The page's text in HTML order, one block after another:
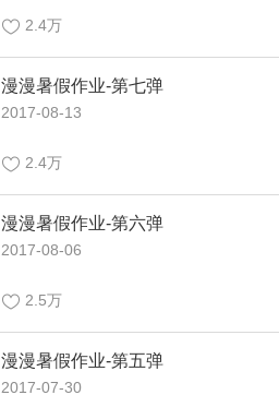
2.4万
漫漫暑假作业-第七弹
2017-08-13
2.4万
漫漫暑假作业-第六弹
2017-08-06
2.5万
漫漫暑假作业-第五弹
2017-07-30